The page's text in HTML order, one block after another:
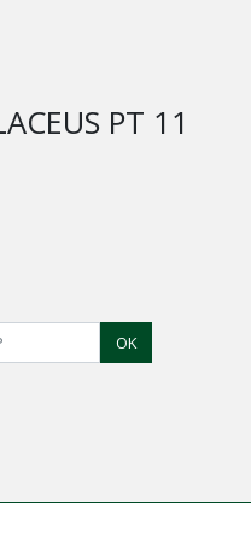
PT 11
OK